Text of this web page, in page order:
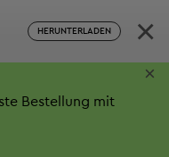
HERUNTERLADEN ×
Bestellung mit
×